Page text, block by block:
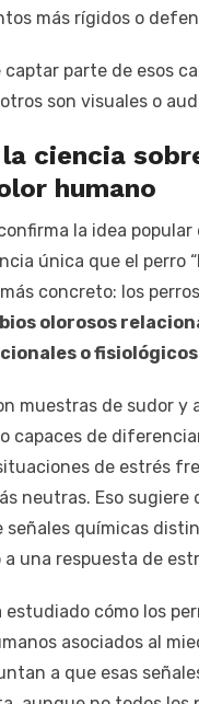
más rígidos o
captar parte de esos
son visuales o
la ciencia
humano
la idea popular
única que el perro
concreto: los
olorosos
o fisiológicos
muestras de sudor y
capaces de
de estrés
neutras. Eso sugiere
señales químicas
una respuesta de
estudiado cómo los
asociados al
a que esas